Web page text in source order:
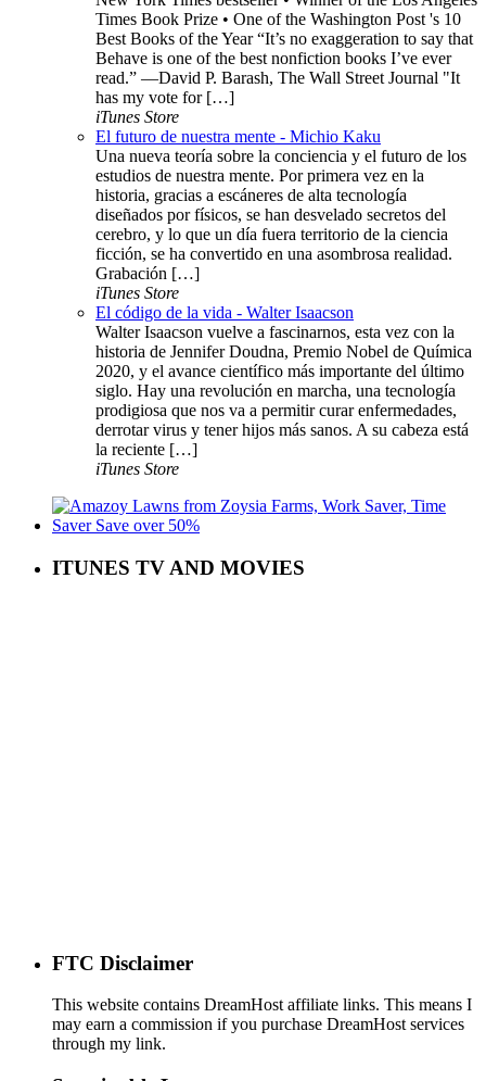
Times Book Prize • One of the Washington Post 's 10
Best Books of the Year “It’s no exaggeration to say that
Behave is one of the best nonfiction books I’ve ever
read.” —David P. Barash, The Wall Street Journal "It
has my vote for […]
iTunes Store
El futuro de nuestra mente - Michio Kaku
Una nueva teoría sobre la conciencia y el futuro de los
estudios de nuestra mente. Por primera vez en la
historia, gracias a escáneres de alta tecnología
diseñados por físicos, se han desvelado secretos del
cerebro, y lo que un día fuera territorio de la ciencia
ficción, se ha convertido en una asombrosa realidad.
Grabación […]
iTunes Store
El código de la vida - Walter Isaacson
Walter Isaacson vuelve a fascinarnos, esta vez con la
historia de Jennifer Doudna, Premio Nobel de Química
2020, y el avance científico más importante del último
siglo. Hay una revolución en marcha, una tecnología
prodigiosa que nos va a permitir curar enfermedades,
derrotar virus y tener hijos más sanos. A su cabeza está
la reciente […]
iTunes Store
ITUNES TV AND MOVIES
FTC Disclaimer
This website contains DreamHost affiliate links. This means I
may earn a commission if you purchase DreamHost services
through my link.